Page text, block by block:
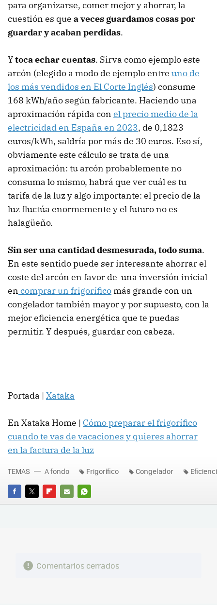
para organizarse, comer mejor y ahorrar, la
cuestión es que a veces guardamos cosas por
guardar y acaban perdidas.
Ytoca echar cuentas. Sirva como ejemplo este
arcón (elegido a modo de ejemplo entre uno de
los más vendidos en El Corte Inglés) consume
168 kWh/año según fabricante. Haciendo una
aproximación rápida con el precio medio de la
electricidad en España en 2023, de 0,1823
euros/kWh, saldría por más de 30 euros. Eso sí,
obviamente este cálculo se trata de una
aproximación: tu arcón probablemente no
consuma lo mismo, habrá que ver cuál es tu
tarifa de la luz y algo importante: el precio de la
luz fluctúa enormemente y el futuro no es
halagüeño.
Sin ser una cantidad desmesurada, todo suma.
En este sentido puede ser interesante ahorrar el
coste del arcón en favor de una inversión inicial
en comprar un frigorífico más grande con un
congelador también mayor y por supuesto, con la
mejor eficiencia energética que te puedas
permitir. Y después, guardar con cabeza.
Portada | Xataka
En Xataka Home | Cómo preparar el frigorífico
cuando te vas de vacaciones y quieres ahorrar
en la factura de la luz
FACEBOOK
TWITTERFLIPBOARD
E-
WHATSAPP
TEMAS A fondo Frigorífico Congelador
Comentarios cerrados